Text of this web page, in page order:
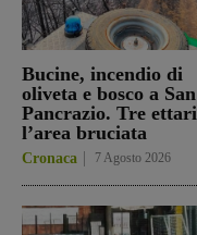
Bucine, incendio di
oliveta e bosco a San
Pancrazio. Tre ettari
l’area bruciata
Cronaca 7 Agosto 2026